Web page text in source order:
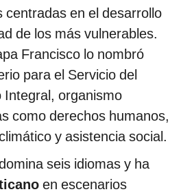
centradas en el desarrollo
de los más vulnerables.
Francisco lo nombró
para el Servicio del
Integral, organismo
como derechos humanos,
y asistencia social.
seis idiomas y ha
en escenarios